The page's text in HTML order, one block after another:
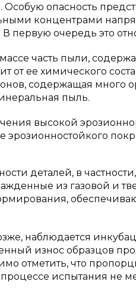
опасность
концентрами
первую очередь это
часть пыли,
от ее химического
содержащая много
пыль.
высокой
деталей, в
из газовой и
наблюдается
износ образцов
отметить, что
испытания не